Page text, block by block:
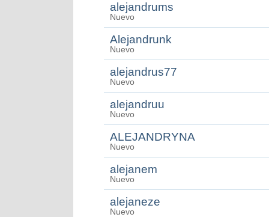
alejandrums
Nuevo
Alejandrunk
Nuevo
alejandrus77
Nuevo
alejandruu
Nuevo
ALEJANDRYNA
Nuevo
alejanem
Nuevo
alejaneze
Nuevo